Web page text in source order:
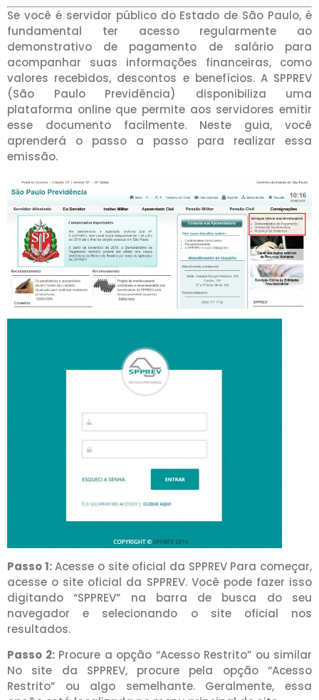
Se você é servidor público do Estado de São Paulo, é
fundamental ter acesso regularmente ao
demonstrativo de pagamento de salário para
acompanhar suas informações financeiras, como
valores recebidos, descontos e benefícios. A SPPREV
(São Paulo Previdência) disponibiliza uma
plataforma online que permite aos servidores emitir
esse documento facilmente. Neste guia, você
aprenderá o passo a passo para realizar essa
emissão.
Passo 1:Acesse o site oficial da SPPREV Para começar,
acesse o site oficial da SPPREV. Você pode fazer isso
digitando “SPPREV” na barra de busca do seu
navegador e selecionando o site oficial nos
resultados.
Passo 2:Procure a opção “Acesso Restrito” ou similar
No site da SPPREV, procure pela opção “Acesso
Restrito” ou algo semelhante. Geralmente, essa